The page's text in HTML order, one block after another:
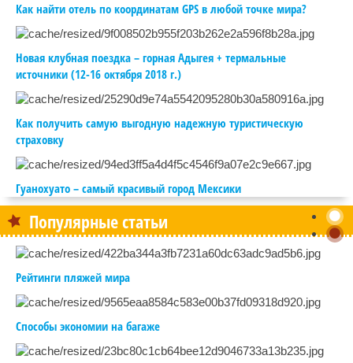
Как найти отель по координатам GPS в любой точке мира?
Новая клубная поездка – горная Адыгея + термальные
источники (12-16 октября 2018 г.)
Как получить самую выгодную надежную туристическую
страховку
Гуанохуато – самый красивый город Мексики
Популярные статьи
Рейтинги пляжей мира
Способы экономии на багаже